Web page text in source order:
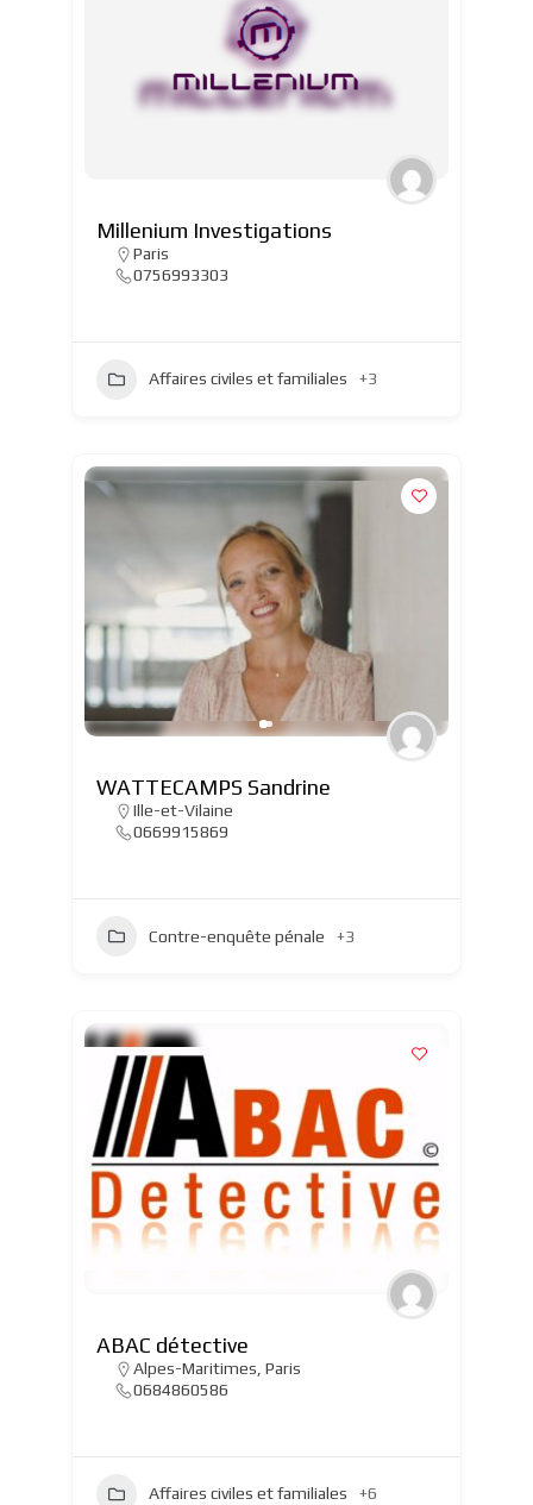
Millenium Investigations
Paris
0756993303
Affaires civiles et familiales +3
WATTECAMPS Sandrine
Ille-et-Vilaine
0669915869
Contre-enquête pénale +3
ABAC détective
Alpes-Maritimes Paris
0684860586
Affaires civiles et familiales +6